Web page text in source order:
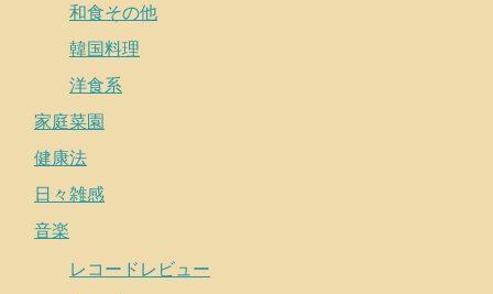
和食その他
韓国料理
洋食系
家庭菜園
健康法
日々雑感
音楽
レコードレビュー